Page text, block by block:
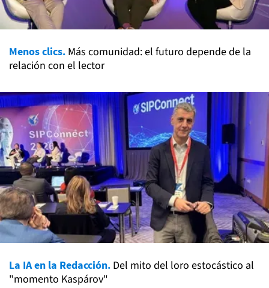
Menos clics. Más comunidad: el futuro depende de la
relación con el lector
La IA en la Redacción. Del mito del loro estocástico al
"momento Kaspárov"